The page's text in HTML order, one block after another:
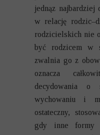
jednąz najbardziej
w relację
rodzicielskich nie
być rodzicem w
zwalnia go z
oznacza
decydowania o
wychowaniu i
ostateczny,
gdy inne formy